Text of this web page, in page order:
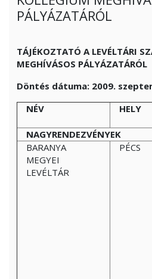
PÁLYÁZATÁRÓL
TÁJÉKOZTATÓ A LEVÉLTÁRI
MEGHÍVÁSOS PÁLYÁZATÁRÓL
Döntés dátuma: 2009.
NÉV
HELY
NAGYRENDEZVÉNYEK
BARANYA
MEGYEI
LEVÉLTÁR
PÉCS